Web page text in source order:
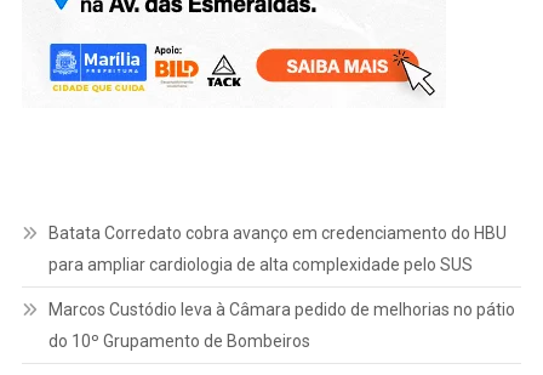
Batata Corredato cobra avanço em credenciamento do HBU
para ampliar cardiologia de alta complexidade pelo SUS
Marcos Custódio leva à Câmara pedido de melhorias no pátio
do 10º Grupamento de Bombeiros